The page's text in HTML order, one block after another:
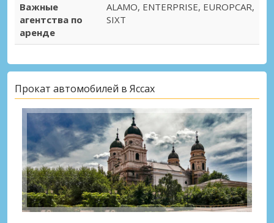
Важные
агентства по
аренде
ALAMO, ENTERPRISE, EUROPCAR,
SIXT
Прокат автомобилей в Яссах